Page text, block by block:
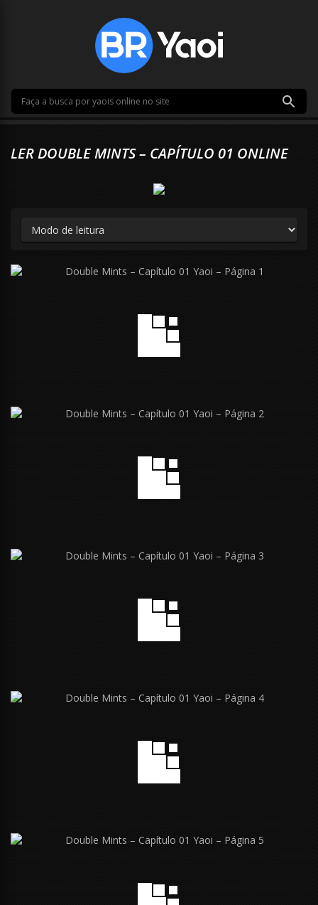
LER DOUBLE MINTS – CAPÍTULO 01 ONLINE